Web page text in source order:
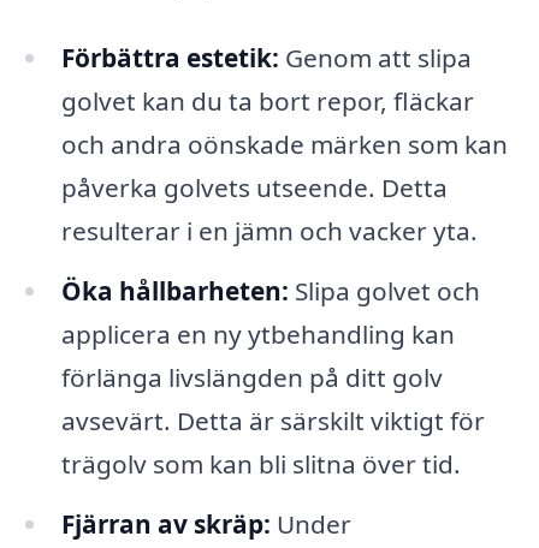
Förbättra estetik: Genom att slipa
golvet kan du ta bort repor, fläckar
och andra oönskade märken som kan
påverka golvets utseende. Detta
resulterar i en jämn och vacker yta.
Öka hållbarheten: Slipa golvet och
applicera en ny ytbehandling kan
förlänga livslängden på ditt golv
avsevärt. Detta är särskilt viktigt för
trägolv som kan bli slitna över tid.
Fjärran av skräp: Under